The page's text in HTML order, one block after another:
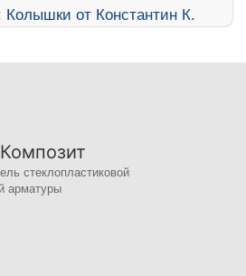
стеклопластиковой
арматуры